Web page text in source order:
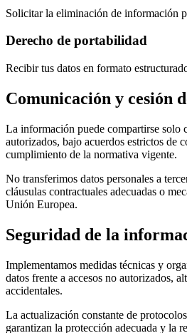
Solicitar la eliminación de información
Derecho de portabilidad
Recibir tus datos en formato
Comunicación y cesión
La información puede compartirse solo
autorizados, bajo acuerdos estrictos de
cumplimiento de la normativa vigente.
No transferimos datos personales a
cláusulas contractuales adecuadas o
Unión Europea.
Seguridad de la
Implementamos medidas técnicas y
datos frente a accesos no autorizados,
accidentales.
La actualización constante de
garantizan la protección adecuada y la